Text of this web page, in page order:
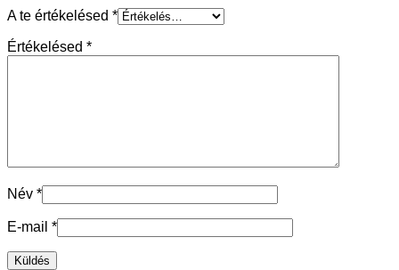
A te értékelésed *
Értékelésed *
Név *
E-mail *